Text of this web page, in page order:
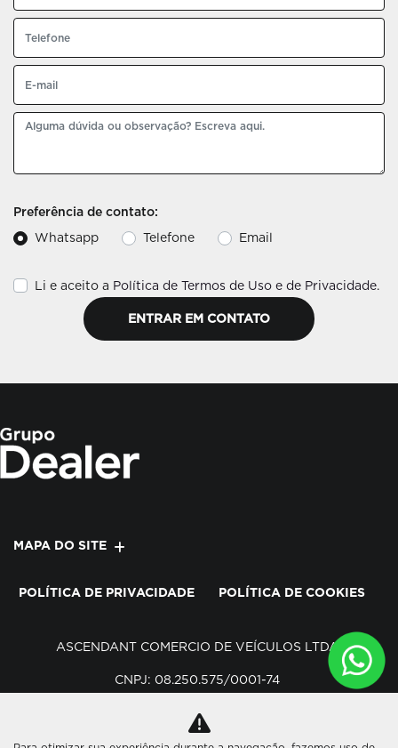
Preferência de contato:
Whatsapp
Telefone Email
Li e aceito a Política de Termos de Uso e de Privacidade.
ENTRAR EM CONTATO
MAPA DO SITE
POLÍTICA DE PRIVACIDADE POLÍTICA DE COOKIES
ASCENDANT COMERCIO DE VEÍCULOS LTDA
CNPJ: 08.250.575/0001-74